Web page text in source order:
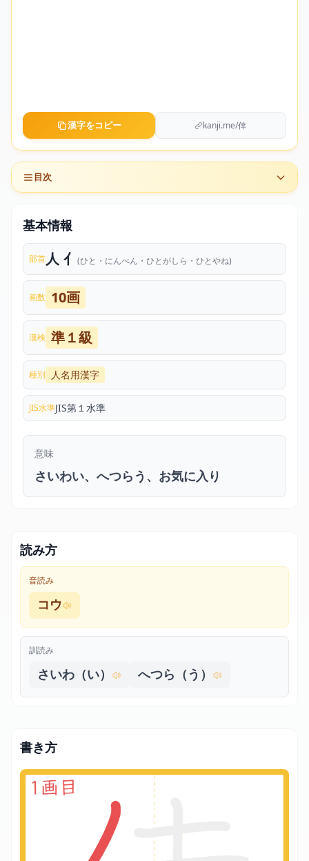
漢字をコピー kanji.me/倖
目次
基本情報
部首 人 亻 (ひと・にんべん・ひとがしら・ひとやね)
画数 10画
漢検 準１級
種別 人名用漢字
JIS水準JIS第１水準
意味
さいわい、へつらう、お気に入り
読み方
音読み
コウ
訓読み
さいわ（い） へつら（う）
書き方